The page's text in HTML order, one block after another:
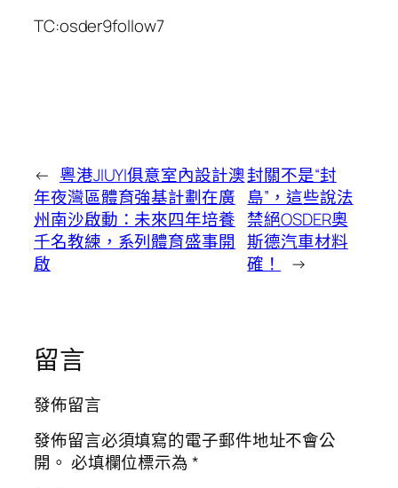
TC:osder9follow7
← 粵港JIUYI俱意室內設計澳
年夜灣區體育強基計劃在廣
州南沙啟動：未來四年培養
千名教練，系列體育盛事開
啟
封關不是“封
島”，這些說法
禁絕OSDER奧
斯德汽車材料
確！
→
留言
發佈留言
發佈留言必須填寫的電子郵件地址不會公
開。 必填欄位標示為*